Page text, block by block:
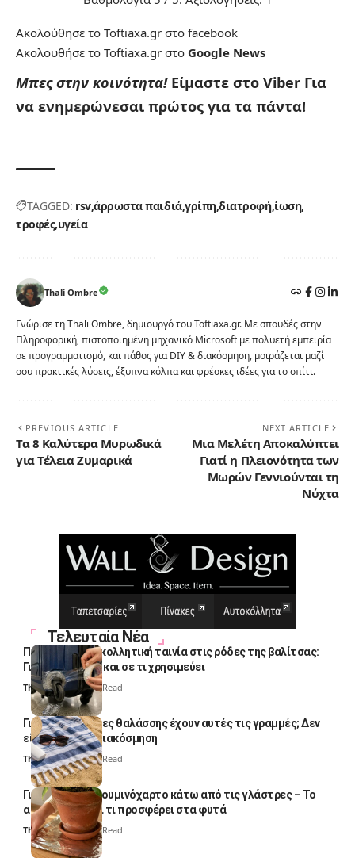
Ακολούθησε το Toftiaxa.gr στο facebook
Ακολουθήσε το Toftiaxa.gr στο Google News
Μπες στην κοινότητα! Είμαστε στο Viber Για
να ενημερώνεσαι πρώτος για τα πάντα!
TAGGED: rsvάρρωστα παιδιάγρίπηδιατροφή ίωση
τροφές υγεία
Thali Ombre
Γνώρισε τη Thali Ombre, δημιουργό του Toftiaxa.gr. Με σπουδές στην
Πληροφορική, πιστοποιημένη μηχανικό Microsoft με πολυετή εμπειρία
σε προγραμματισμό, και πάθος για DIY & διακόσμηση, μοιράζεται μαζί
σου πρακτικές λύσεις, έξυπνα κόλπα και φρέσκες ιδέες για το σπίτι.
PREVIOUS ARTICLE
Τα 8 Καλύτερα Μυρωδικά
για Τέλεια Ζυμαρικά
NEXT ARTICLE
Μια Μελέτη Αποκαλύπτει
Γιατί η Πλειονότητα των
Μωρών Γεννιούνται τη
Νύχτα
Τελευταία Νέα
Πολλοί βάζουν κολλητική ταινία στις ρόδες της βαλίτσας:
Γιατί το κάνουν και σε τι χρησιμεύει
Thali Ombre 4 Min Read
Γιατί οι πετσέτες θαλάσσης έχουν αυτές τις γραμμές; Δεν
είναι μόνο για διακόσμηση
Thali Ombre5 Min Read
Γιατί βάζουν αλουμινόχαρτο κάτω από τις γλάστρες – Το
απλό κόλπο και τι προσφέρει στα φυτά
Thali Ombre4 Min Read